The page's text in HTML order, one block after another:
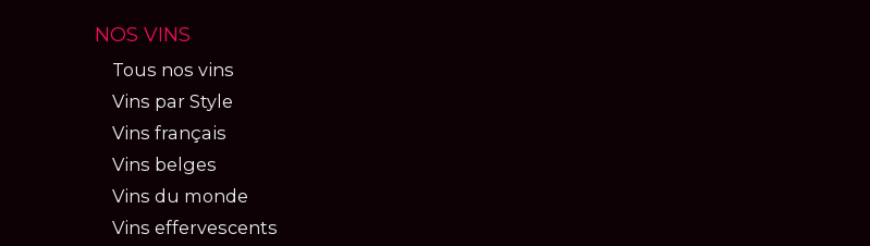
NOS VINS
Tous nos vins
Vins par Style
Vins français
Vins belges
Vins du monde
Vins effervescents